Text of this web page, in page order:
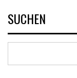
SUCHEN